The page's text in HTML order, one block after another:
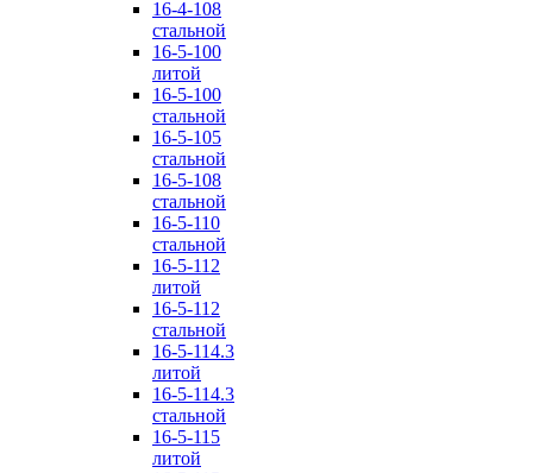
16-4-108
стальной
16-5-100
литой
16-5-100
стальной
16-5-105
стальной
16-5-108
стальной
16-5-110
стальной
16-5-112
литой
16-5-112
стальной
16-5-114.3
литой
16-5-114.3
стальной
16-5-115
литой